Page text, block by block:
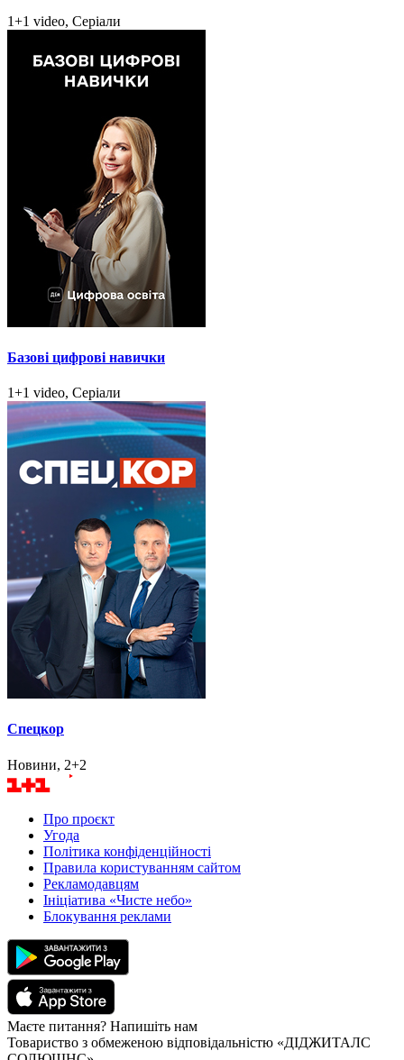
1+1 video, Серіали
Базові цифрові навички
1+1 video, Серіали
Спецкор
Новини, 2+2
Про проєкт
Угода
Політика конфіденційності
Правила користуванням сайтом
Рекламодавцям
Ініціатива «Чисте небо»
Блокування реклами
Маєте питання? Напишіть нам
Товариство з обмеженою відповідальністю «ДІДЖИТАЛС